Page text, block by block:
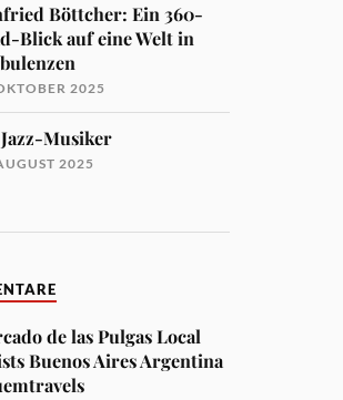
Böttcher: Ein 360-
Blick auf eine Welt in
2025
Musiker
2025
de las Pulgas Local
Buenos Aires Argentina